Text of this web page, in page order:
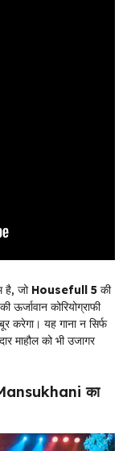
है, जो Housefull 5 की
की ऊर्जावान कोरियोग्राफी
करेगा। यह गाना न सिर्फ
माहौल को भी उजागर
का